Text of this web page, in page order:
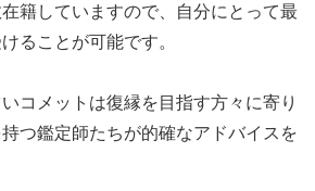
籍していますので、自分にとって最
ることが可能です。
コメットは復縁を目指す方々に寄り
つ鑑定師たちが的確なアドバイスを